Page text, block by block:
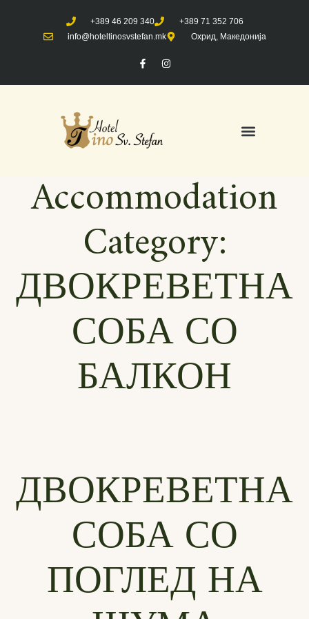
+389 46 209 340
+389 71 352 706
info@hoteltinosvstefan.mk
Охрид, Македонија
Accommodation
Category:
ДВОКРЕВЕТНА
СОБА СО
БАЛКОН
ДВОКРЕВЕТНА
СОБА СО
ПОГЛЕД НА